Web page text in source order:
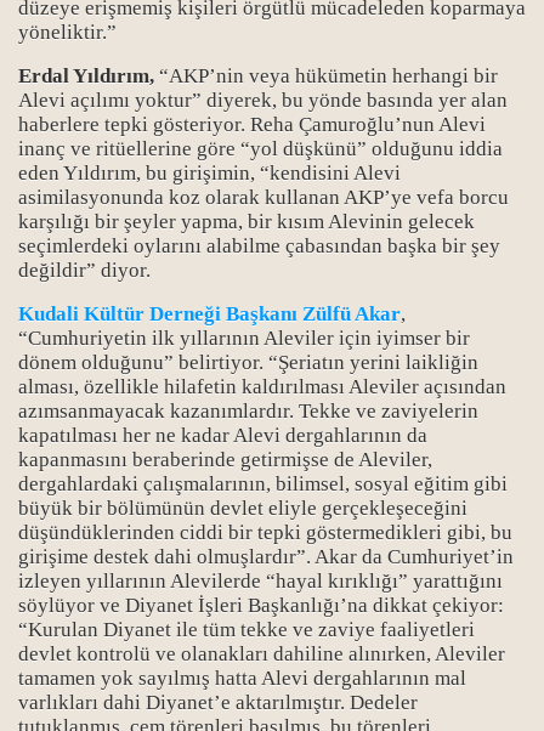
düzeye erişmemiş kişileri örgütlü mücadeleden koparmaya
yöneliktir.”
Erdal Yıldırım, “AKP’nin veya hükümetin herhangi bir
Alevi açılımı yoktur” diyerek, bu yönde basında yer alan
haberlere tepki gösteriyor. Reha Çamuroğlu’nun Alevi
inanç ve ritüellerine göre “yol düşkünü” olduğunu iddia
eden Yıldırım, bu girişimin, “kendisini Alevi
asimilasyonunda koz olarak kullanan AKP’ye vefa borcu
karşılığı bir şeyler yapma, bir kısım Alevinin gelecek
seçimlerdeki oylarını alabilme çabasından başka bir şey
değildir” diyor.
Kudali Kültür Derneği Başkanı Zülfü Akar,
“Cumhuriyetin ilk yıllarının Aleviler için iyimser bir
dönem olduğunu” belirtiyor. “Şeriatın yerini laikliğin
alması, özellikle hilafetin kaldırılması Aleviler açısından
azımsanmayacak kazanımlardır. Tekke ve zaviyelerin
kapatılması her ne kadar Alevi dergahlarının da
kapanmasını beraberinde getirmişse de Aleviler,
dergahlardaki çalışmalarının, bilimsel, sosyal eğitim gibi
büyük bir bölümünün devlet eliyle gerçekleşeceğini
düşündüklerinden ciddi bir tepki göstermedikleri gibi, bu
girişime destek dahi olmuşlardır”. Akar da Cumhuriyet’in
izleyen yıllarının Alevilerde “hayal kırıklığı” yarattığını
söylüyor ve Diyanet İşleri Başkanlığı’na dikkat çekiyor:
“Kurulan Diyanet ile tüm tekke ve zaviye faaliyetleri
devlet kontrolü ve olanakları dahiline alınırken, Aleviler
tamamen yok sayılmış hatta Alevi dergahlarının mal
varlıkları dahi Diyanet’e aktarılmıştır. Dedeler